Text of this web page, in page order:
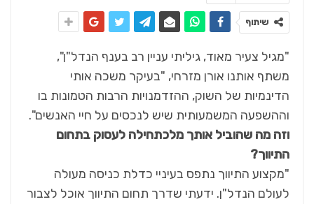
שיתוף
"מגיל צעיר מאוד, גיליתי עניין רב בענף הנדל"ן",
משתף אותנו אורן מזרחי, "בעיקר משכה אותי
הדינמיות של השוק, ההזדמנויות הרבות הטמונות בו
וההשפעה המשמעותית שיש לנכסים על חיי האנשים".
וזה מה שהוביל אותך מלכתחילה לעסוק בתחום
התיווך?
"מקצוע התיווך נתפס בעיניי כדלת כניסה מעולה
לעולם הנדל"ן. ידעתי שדרך תחום התיווך אוכל לצבור